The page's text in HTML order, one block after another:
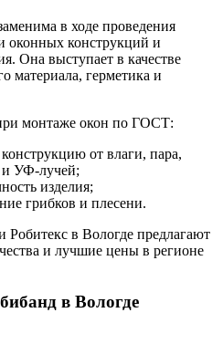
в ходе проведения
оконных конструкций и
Она выступает в качестве
материала, герметика и
монтаже окон по ГОСТ:
от влаги, пара,
и УФ-лучей;
изделия;
грибков и плесени.
в Вологде предлагают
и лучшие цены в регионе
в Вологде